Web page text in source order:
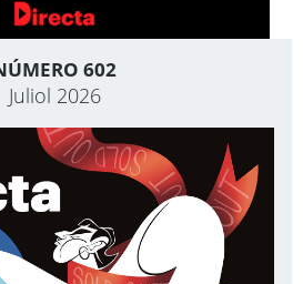
602
Juliol 2026